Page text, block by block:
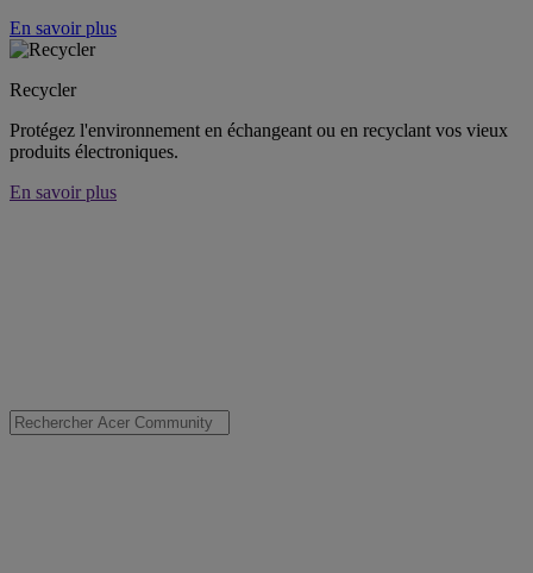
En savoir plus
Recycler
Protégez l'environnement en échangeant ou en recyclant vos vieux
produits électroniques.
En savoir plus